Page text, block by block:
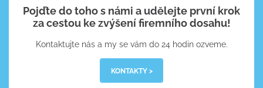
Pojďte do toho s námi a udělejte první krok
za cestou ke zvýšení firemního dosahu!
Kontaktujte nás a my se vám do 24 hodin ozveme.
KONTAKTY >